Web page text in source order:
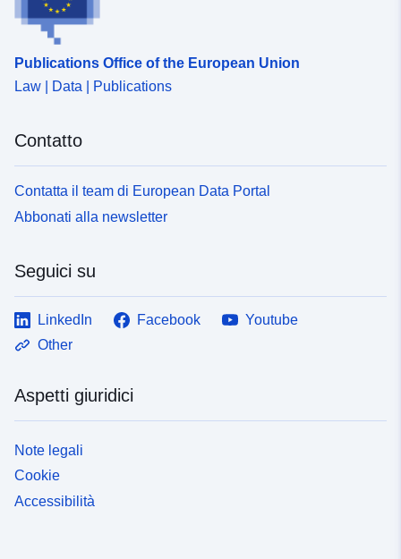
Publications Office of the European Union
Law | Data | Publications
Contatto
Contatta il team di European Data Portal
Abbonati alla newsletter
Seguici su
LinkedIn Facebook
Youtube
Other
Aspetti giuridici
Note legali
Cookie
Accessibilità